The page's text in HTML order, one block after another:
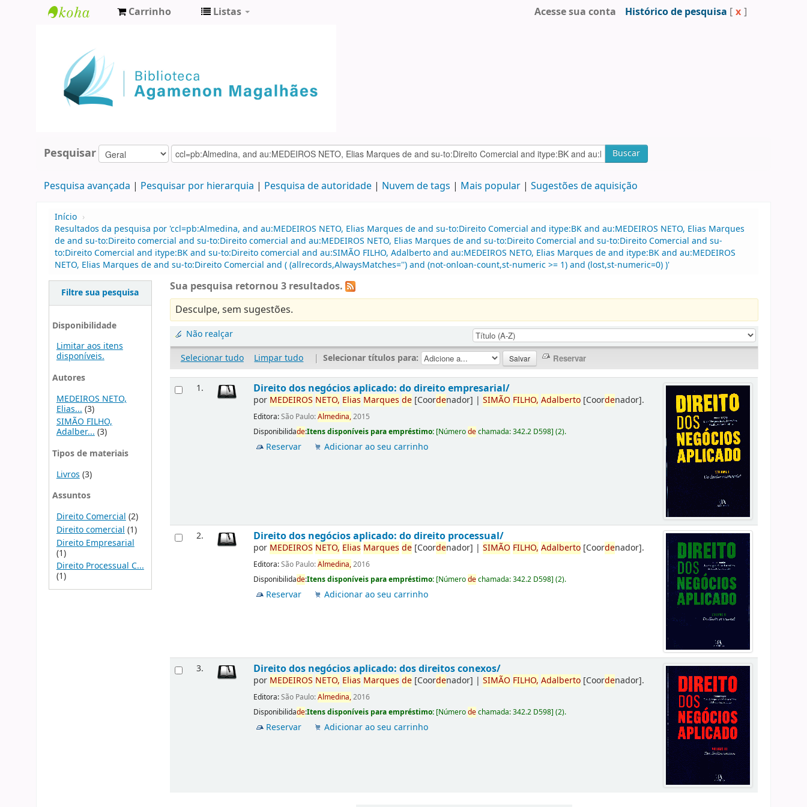
Agamenon
Magalhães
Carrinho Listas Acesse sua conta Histórico de pesquisa [ x ]
Pesquisar Buscar
Pesquisa avançada Pesquisar por hierarquia Pesquisa de autoridade Nuvem de tags Mais popular Sugestões de aquisição
Início ›
Resultados da pesquisa por 'ccl=pb:Almedina, and au:MEDEIROS NETO, Elias Marques de and su-to:Direito Comercial and itype:BK and au:MEDEIROS NETO, Elias Marques
de and su-to:Direito comercial and su-to:Direito comercial and au:MEDEIROS NETO, Elias Marques de and su-to:Direito Comercial and su-to:Direito Comercial and su-
to:Direito Comercial and itype:BK and su-to:Direito comercial and au:SIMÃO FILHO, Adalberto and au:MEDEIROS NETO, Elias Marques de and itype:BK and au:MEDEIROS
NETO, Elias Marques de and su-to:Direito Comercial and ( (allrecords,AlwaysMatches='') and (not-onloan-count,st-numeric >= 1) and (lost,st-numeric=0) )'
Filtre sua pesquisa
Disponibilidade
Limitar aos itens
disponíveis.
Autores
MEDEIROS NETO,
Elias... (3)
SIMÃO FILHO,
Adalber...(3)
Tipos de materiais
Livros (3)
Assuntos
Direito Comercial (2)
Direito comercial (1)
Direito Empresarial
(1)
Direito Processual C...
(1)
Sua pesquisa retornou 3 resultados.
Desculpe, sem sugestões.
Não realçar
Selecionar tudo
Limpar tudo | Selecionar títulos para:
1. Direito dos negócios aplicado: do direito empresarial/
por MEDEIROS NETO, Elias Marques de [Coordenador] |SIMÃO FILHO, Adalberto [Coordenador].
Editora:São Paulo:Almedina,2015
Disponibilidade:Itens disponíveis para empréstimo: [Númerodechamada:342.2 D598](2).
Reservar Adicionar ao seu carrinho
2. Direito dos negócios aplicado: do direito processual/
por MEDEIROS NETO, Elias Marques de [Coordenador] |SIMÃO FILHO, Adalberto [Coordenador].
Editora:São Paulo:Almedina,2016
Disponibilidade:Itens disponíveis para empréstimo: [Númerodechamada:342.2 D598](2).
Reservar Adicionar ao seu carrinho
3. Direito dos negócios aplicado: dos direitos conexos/
por MEDEIROS NETO, Elias Marques de [Coordenador] |SIMÃO FILHO, Adalberto [Coordenador].
Editora:São Paulo:Almedina,2016
Disponibilidade:Itens disponíveis para empréstimo: [Númerodechamada:342.2 D598](2).
Reservar Adicionar ao seu carrinho